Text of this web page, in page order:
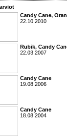
Candy Cane,
22.10.2010
Rubik, Candy
22.03.2007
Candy Cane
19.08.2006
Candy Cane
18.08.2004